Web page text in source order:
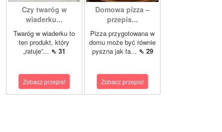
Czy twaróg w
wiaderku...
Twaróg w wiaderku to
ten produkt, który
„ratuje”... ⇖ 31
Zobacz przepis!
Domowa pizza –
przepis...
Pizza przygotowana w
domu może być równie
pyszna jak ta... ⇖ 29
Zobacz przepis!